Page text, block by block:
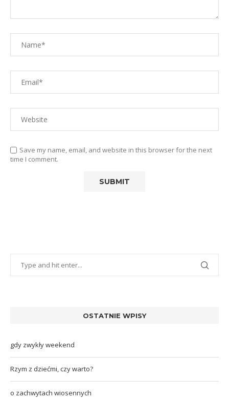
Save my name, email, and website in this browser for the next
time I comment.
OSTATNIE WPISY
gdy zwykły weekend
Rzym z dziećmi, czy warto?
o zachwytach wiosennych